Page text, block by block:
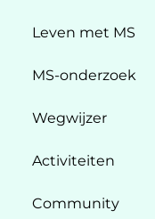
Leven met MS
MS-onderzoek
Wegwijzer
Activiteiten
Community